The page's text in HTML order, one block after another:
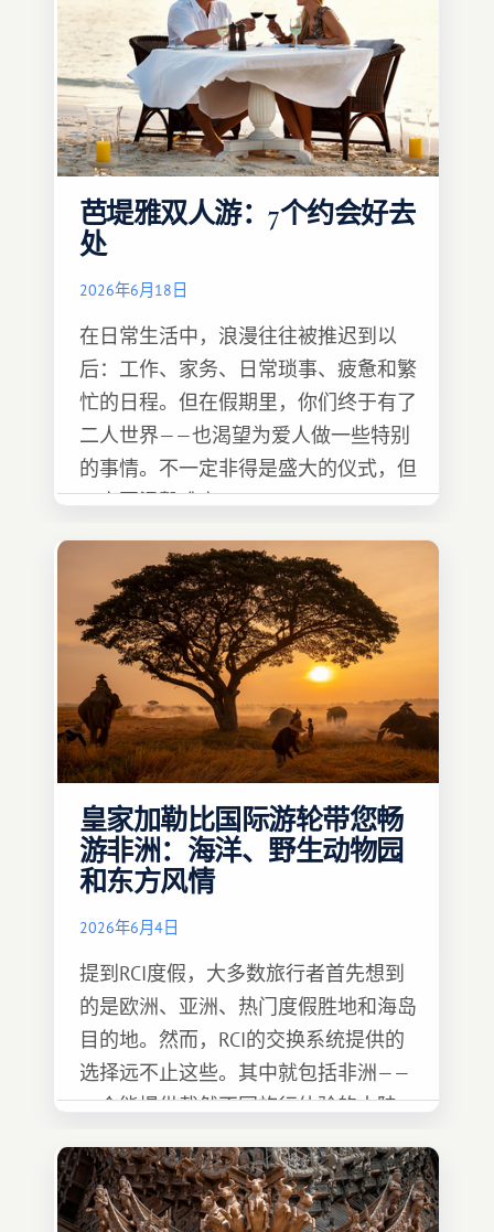
芭堤雅双人游：7个约会好去
处
2026年6月18日
在日常生活中，浪漫往往被推迟到以
后：工作、家务、日常琐事、疲惫和繁
忙的日程。但在假期里，你们终于有了
二人世界——也渴望为爱人做一些特别
的事情。不一定非得是盛大的仪式，但
一定要温馨难忘 :)
皇家加勒比国际游轮带您畅
游非洲：海洋、野生动物园
和东方风情
2026年6月4日
提到RCI度假，大多数旅行者首先想到
的是欧洲、亚洲、热门度假胜地和海岛
目的地。然而，RCI的交换系统提供的
选择远不止这些。其中就包括非洲——
一个能提供截然不同旅行体验的大陆。